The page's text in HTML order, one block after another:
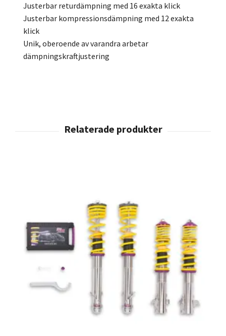
Justerbar returdämpning med 16 exakta klick
Justerbar kompressionsdämpning med 12 exakta
klick
Unik, oberoende av varandra arbetar
dämpningskraftjustering